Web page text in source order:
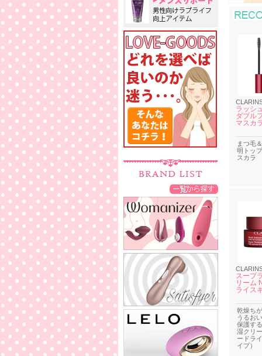
ラッシ
ダブル
マスカ
まつ毛
明トッ
スカラ
スープ
リーム
ライス
乾燥ち
うるお
保護す
湿クリ
ードラ
イプ）